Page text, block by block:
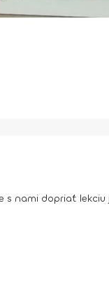
s nami dopriať